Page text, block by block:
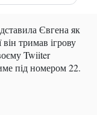
Євгена як
він тримав ігрову
Twiiter
під номером 22.